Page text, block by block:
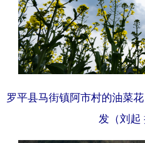
罗平县马街镇阿市村的油菜
发（刘起